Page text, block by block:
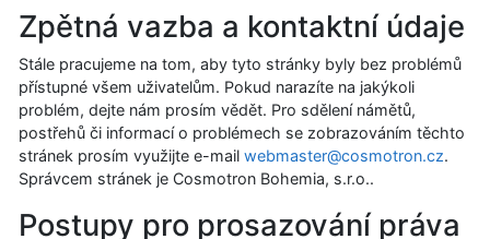
Zpětná vazba a kontaktní údaje
Stále pracujeme na tom, aby tyto stránky byly bez problémů
přístupné všem uživatelům. Pokud narazíte na jakýkoli
problém, dejte nám prosím vědět. Pro sdělení námětů,
postřehů či informací o problémech se zobrazováním těchto
stránek prosím využijte e-mail webmaster@cosmotron.cz.
Správcem stránek je Cosmotron Bohemia, s.r.o..
Postupy pro prosazování práva